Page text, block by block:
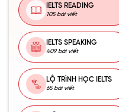
IELTS READING
105 bài viết
IELTS SPEAKING
409 bài viết
LỘ TRÌNH HỌC IELTS
65 bài viết